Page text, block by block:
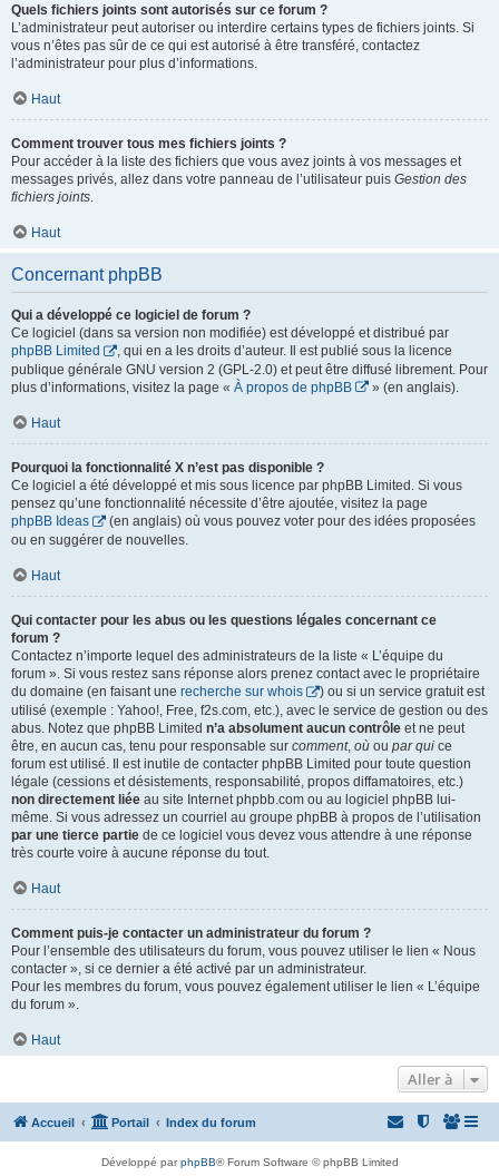
Quels fichiers joints sont autorisés sur ce forum ?
L’administrateur peut autoriser ou interdire certains types de fichiers joints. Si
vous n’êtes pas sûr de ce qui est autorisé à être transféré, contactez
l’administrateur pour plus d’informations.
Haut
Comment trouver tous mes fichiers joints ?
Pour accéder à la liste des fichiers que vous avez joints à vos messages et
messages privés, allez dans votre panneau de l’utilisateur puis Gestion des
fichiers joints.
Haut
Concernant phpBB
Qui a développé ce logiciel de forum ?
Ce logiciel (dans sa version non modifiée) est développé et distribué par
phpBB Limited
, qui en a les droits d’auteur. Il est publié sous la licence
publique générale GNU version 2 (GPL-2.0) et peut être diffusé librement. Pour
plus d’informations, visitez la page « À propos de phpBB » (en anglais).
Haut
Pourquoi la fonctionnalité X n’est pas disponible ?
Ce logiciel a été développé et mis sous licence par phpBB Limited. Si vous
pensez qu’une fonctionnalité nécessite d’être ajoutée, visitez la page
phpBB Ideas
(en anglais) où vous pouvez voter pour des idées proposées
ou en suggérer de nouvelles.
Haut
Qui contacter pour les abus ou les questions légales concernant ce
forum ?
Contactez n’importe lequel des administrateurs de la liste « L’équipe du
forum ». Si vous restez sans réponse alors prenez contact avec le propriétaire
du domaine (en faisant une recherche sur whois
) ou si un service gratuit est
utilisé (exemple : Yahoo!, Free, f2s.com, etc.), avec le service de gestion ou des
abus. Notez que phpBB Limited n’a absolument aucun contrôle et ne peut
être, en aucun cas, tenu pour responsable sur comment, où ou par qui ce
forum est utilisé. Il est inutile de contacter phpBB Limited pour toute question
légale (cessions et désistements, responsabilité, propos diffamatoires, etc.)
non directement liée au site Internet phpbb.com ou au logiciel phpBB lui-
même. Si vous adressez un courriel au groupe phpBB à propos de l’utilisation
par une tierce partie de ce logiciel vous devez vous attendre à une réponse
très courte voire à aucune réponse du tout.
Haut
Comment puis-je contacter un administrateur du forum ?
Pour l’ensemble des utilisateurs du forum, vous pouvez utiliser le lien « Nous
contacter », si ce dernier a été activé par un administrateur.
Pour les membres du forum, vous pouvez également utiliser le lien « L’équipe
du forum ».
Haut
Aller à
Accueil Portail Index du forum
Développé parphpBB® Forum Software © phpBB Limited